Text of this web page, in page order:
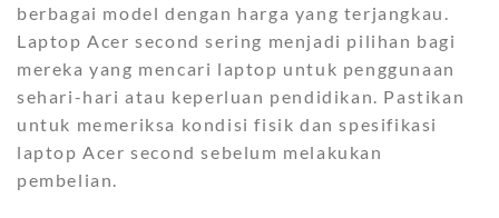
berbagai model dengan harga yang terjangkau.
Laptop Acer second sering menjadi pilihan bagi
mereka yang mencari laptop untuk penggunaan
sehari-hari atau keperluan pendidikan. Pastikan
untuk memeriksa kondisi fisik dan spesifikasi
laptop Acer second sebelum melakukan
pembelian.